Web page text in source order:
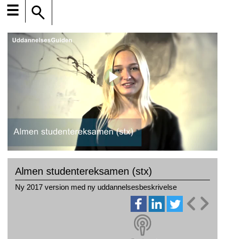
☰
Almen studentereksamen (stx)
Ny 2017 version med ny uddannelsesbeskrivelse